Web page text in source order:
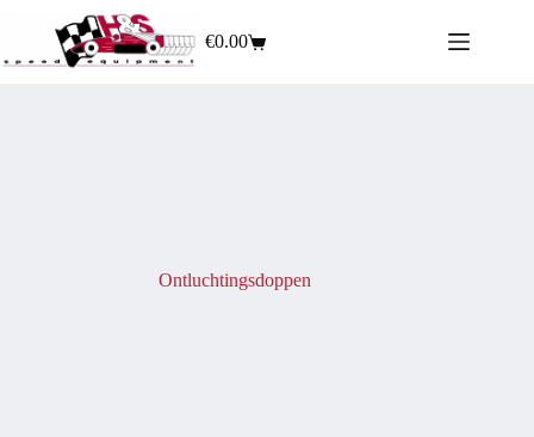
€0.00
Ontluchtingsdoppen